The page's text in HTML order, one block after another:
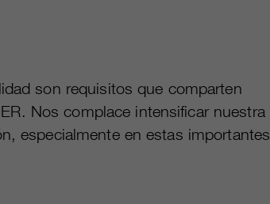
son requisitos que comparten
Nos complace intensificar nuestra
especialmente en estas importantes